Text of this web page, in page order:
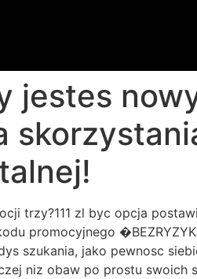
jestes
trzy?111 zl byc opcja
promocyjnego
szukania, jako pewnosc
niz obaw po prostu swoich